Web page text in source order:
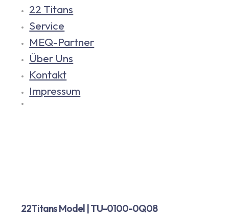
22 Titans
Service
MEQ-Partner
Über Uns
Kontakt
Impressum
22Titans Model | TU-0100-0Q08